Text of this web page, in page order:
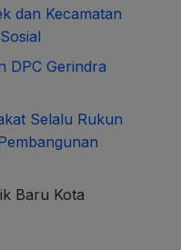
dan Kecamatan
DPC Gerindra
Selalu Rukun